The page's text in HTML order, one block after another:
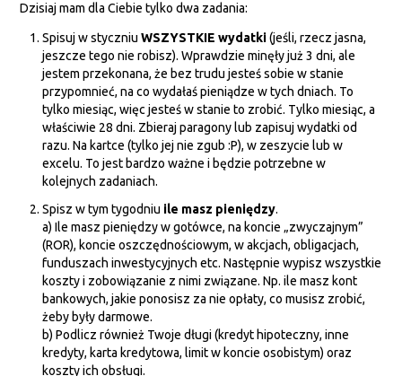
Dzisiaj mam dla Ciebie tylko dwa zadania:
Spisuj w styczniuWSZYSTKIE wydatki(jeśli, rzecz jasna,
jeszcze tego nie robisz). Wprawdzie minęły już 3 dni, ale
jestem przekonana, że bez trudu jesteś sobie w stanie
przypomnieć, na co wydałaś pieniądze w tych dniach. To
tylko miesiąc, więc jesteś w stanie to zrobić. Tylko miesiąc, a
właściwie 28 dni. Zbieraj paragony lub zapisuj wydatki od
razu. Na kartce (tylko jej nie zgub :P), w zeszycie lub w
excelu. To jest bardzo ważne i będzie potrzebne w
kolejnych zadaniach.
Spisz w tym tygodniu ile masz pieniędzy.
a) Ile masz pieniędzy w gotówce, na koncie „zwyczajnym”
(ROR), koncie oszczędnościowym, w akcjach, obligacjach,
funduszach inwestycyjnych etc. Następnie wypisz wszystkie
koszty i zobowiązanie z nimi związane. Np. ile masz kont
bankowych, jakie ponosisz za nie opłaty, co musisz zrobić,
żeby były darmowe.
b) Podlicz również Twoje długi (kredyt hipoteczny, inne
kredyty, karta kredytowa, limit w koncie osobistym) oraz
koszty ich obsługi.